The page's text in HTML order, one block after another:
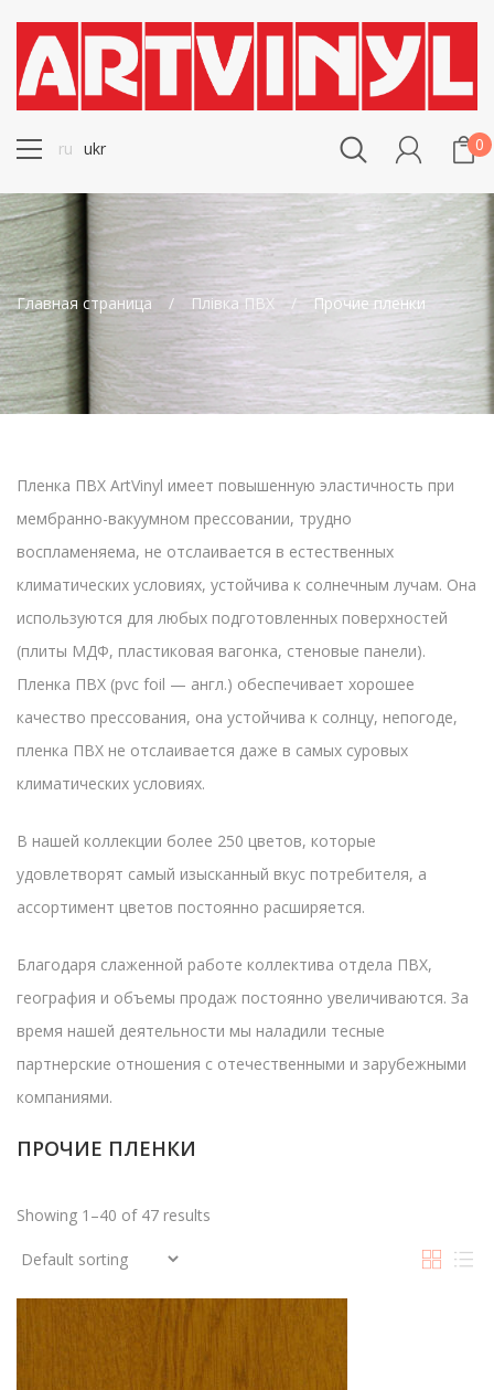
0
ru ukr
Главная страница Плівка ПВХ Прочие пленки
Пленка ПВХ ArtVinyl имеет повышенную эластичность при
мембранно-вакуумном прессовании, трудно
воспламеняема, не отслаивается в естественных
климатических условиях, устойчива к солнечным лучам. Она
используются для любых подготовленных поверхностей
(плиты МДФ, пластиковая вагонка, стеновые панели).
Пленка ПВХ (pvc foil — англ.) обеспечивает хорошее
качество прессования, она устойчива к солнцу, непогоде,
пленка ПВХ не отслаивается даже в самых суровых
климатических условиях.
В нашей коллекции более 250 цветов, которые
удовлетворят самый изысканный вкус потребителя, а
ассортимент цветов постоянно расширяется.
Благодаря слаженной работе коллектива отдела ПВХ,
география и объемы продаж постоянно увеличиваются. За
время нашей деятельности мы наладили тесные
партнерские отношения с отечественными и зарубежными
компаниями.
ПРОЧИЕ ПЛЕНКИ
Showing 1–40 of 47 results